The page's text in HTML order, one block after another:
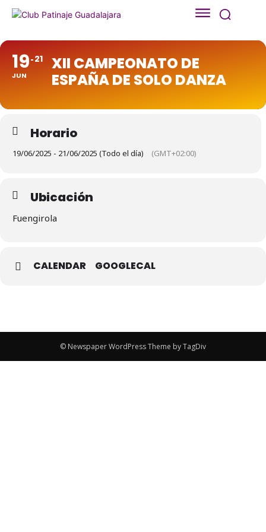
19
JUN
21
XII CAMPEONATO DE
ESPAÑA DE SOLO DANZA
Horario
19/06/2025 - 21/06/2025 (Todo el día) (GMT+02:00)
Ubicación
Fuengirola
CALENDAR GOOGLECAL
© Newspaper WordPress Theme by TagDiv